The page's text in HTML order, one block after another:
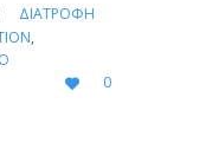
CATEGORY
ΔΙΑΤΡΟΦΉ
,

LOVE
IT
0